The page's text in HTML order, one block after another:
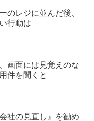
のレジに並んだ後、
行動は
画面には見覚えのな
件を聞くと
社の見直し』を勧め